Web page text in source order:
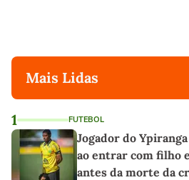
Mais Lidas
1 FUTEBOL
Jogador do
ao entrar com filho
antes da morte da